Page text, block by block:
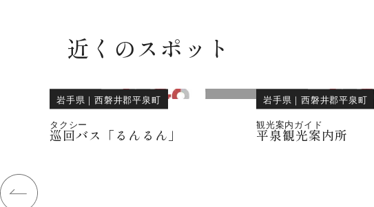
近くのスポット
岩手県 ｜西磐井郡平泉町
タクシー
巡回バス「るんるん」
岩手県 ｜西磐井郡平泉町
観光案内ガイド
平泉観光案内所